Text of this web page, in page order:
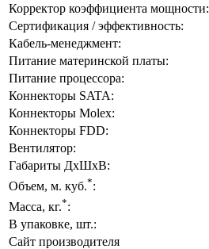
Корректор коэффициента мощности:
Сертификация / эффективность:
Кабель-менеджмент:
Питание материнской платы:
Питание процессора:
Коннекторы SATA:
Коннекторы Molex:
Коннекторы FDD:
Вентилятор:
Габариты ДxШxВ:
Объем, м. куб.*:
Масса, кг.*:
В упаковке, шт.:
Сайт производителя